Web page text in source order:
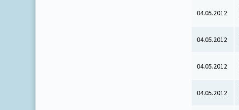
04.05.2012
04.05.2012
04.05.2012
04.05.2012